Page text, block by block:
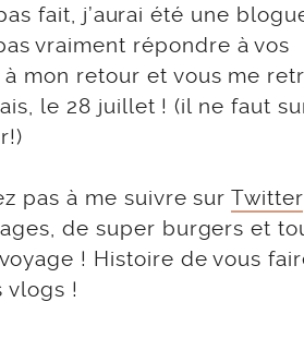
fait, j’aurai été une
vraiment répondre à vos
mon retour et vous me
le 28 juillet ! (il ne faut
pas à me suivre surTwitter
de super burgers et
! Histoire de vous
vlogs !